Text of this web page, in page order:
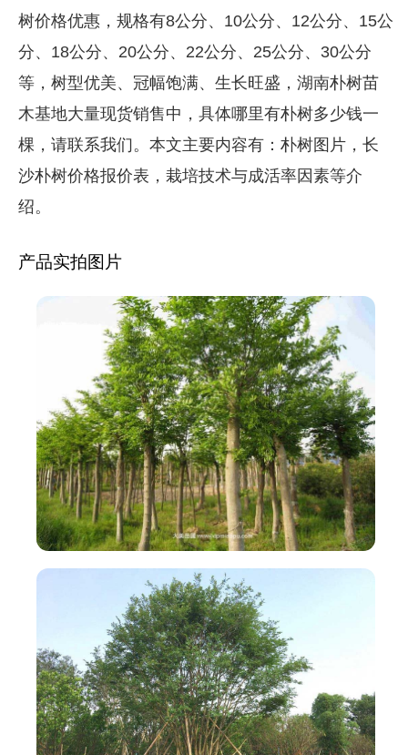
树价格优惠，规格有8公分、10公分、12公分、15公
分、18公分、20公分、22公分、25公分、30公分
等，树型优美、冠幅饱满、生长旺盛，湖南朴树苗
木基地大量现货销售中，具体哪里有朴树多少钱一
棵，请联系我们。本文主要内容有：朴树图片，长
沙朴树价格报价表，栽培技术与成活率因素等介
绍。
产品实拍图片